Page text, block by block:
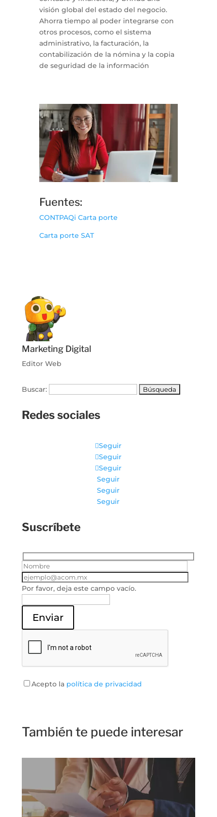
visión global del estado del negocio.
Ahorra tiempo al poder integrarse con
otros procesos, como el sistema
administrativo, la facturación, la
contabilización de la nómina y la copia
de seguridad de la información
Fuentes:
CONTPAQi Carta porte
Carta porte SAT
Marketing Digital
Editor Web
Buscar:
Redes sociales
Seguir
Seguir
Seguir
Seguir
Seguir
Seguir
Suscríbete
Por favor, deja este campo vacío.
Enviar
Acepto la política de privacidad
También te puede interesar